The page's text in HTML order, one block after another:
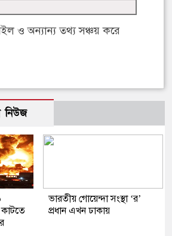
ও অন্যান্য তথ্য সঞ্চয় করে
নিউজ
কাটতে
ভারতীয় গোয়েন্দা সংস্থা ‘র’
প্রধান এখন ঢাকায়